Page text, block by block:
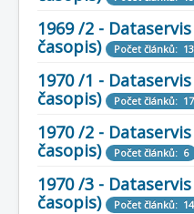
PRŮVODCE EXPOZICÍ
Současnost SW a IT
KNIHOVNA
Historické počítače
COBOL
O nás
1969 /2 -
časopis)
Počet článků: 13
1970 /1 -
časopis)
Počet článků: 17
1970 /2 -
časopis)
Počet článků: 6
1970 /3 -
časopis)
Počet článků: 14